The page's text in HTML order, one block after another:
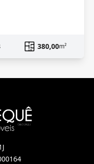
380,00m²